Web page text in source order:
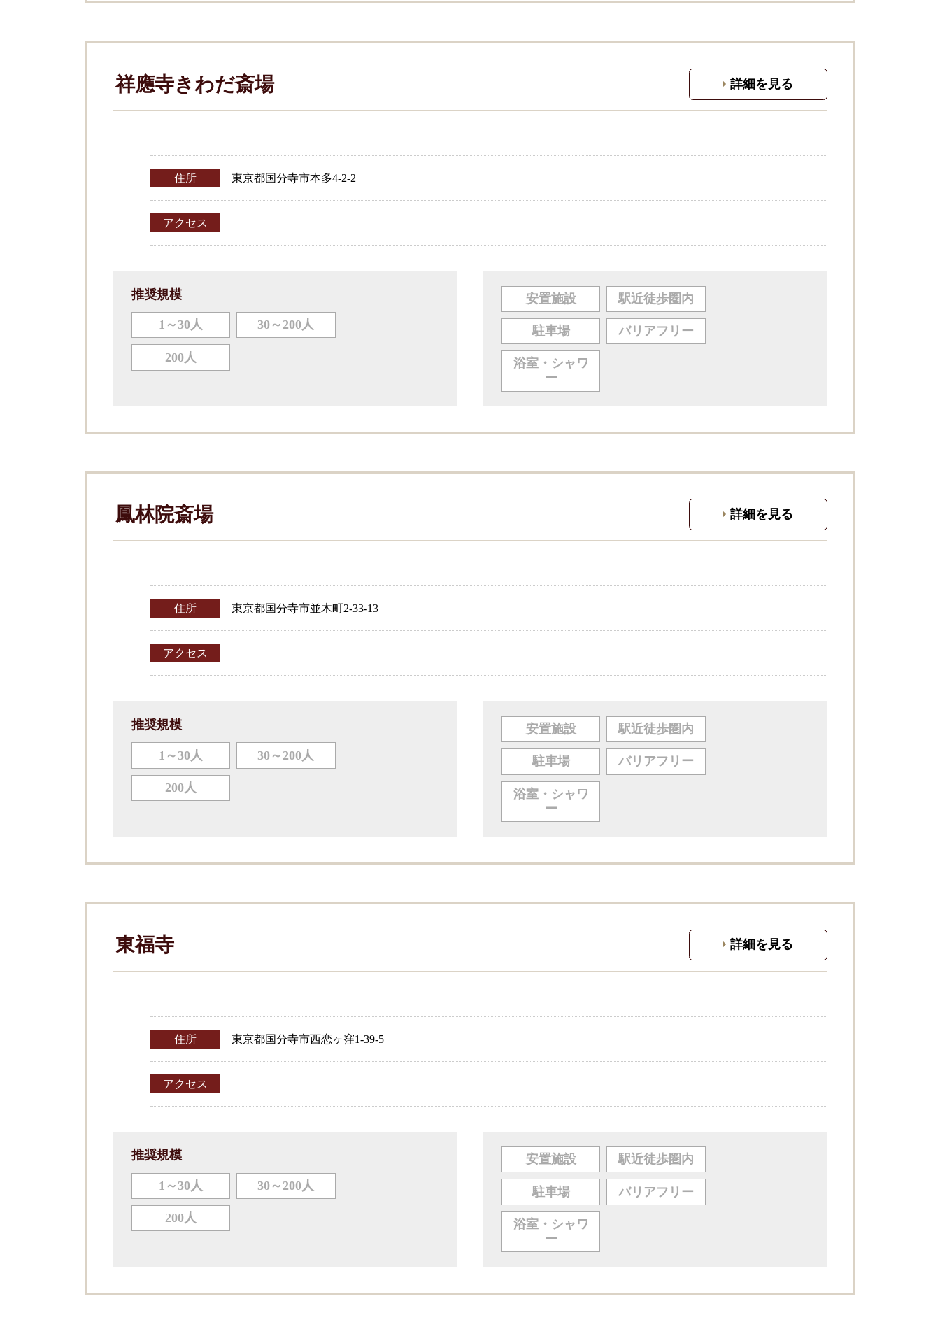
祥應寺きわだ斎場 詳細を見る
住所 東京都国分寺市本多4-2-2
アクセス
推奨規模
1～30人 30～200人
200人
安置施設 駅近徒歩圏内
駐車場 バリアフリー
浴室・シャワ
ー
鳳林院斎場 詳細を見る
住所 東京都国分寺市並木町2-33-13
アクセス
推奨規模
1～30人 30～200人
200人
安置施設 駅近徒歩圏内
駐車場 バリアフリー
浴室・シャワ
ー
東福寺 詳細を見る
住所 東京都国分寺市西恋ヶ窪1-39-5
アクセス
推奨規模
1～30人 30～200人
200人
安置施設 駅近徒歩圏内
駐車場 バリアフリー
浴室・シャワ
ー